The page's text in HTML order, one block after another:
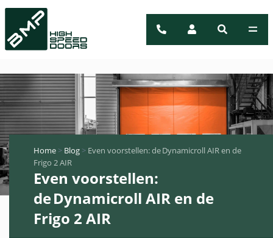
Home > Blog > Even voorstellen: de Dynamicroll AIR en de
Frigo 2 AIR
Even voorstellen:
de Dynamicroll AIR en de
Frigo 2 AIR